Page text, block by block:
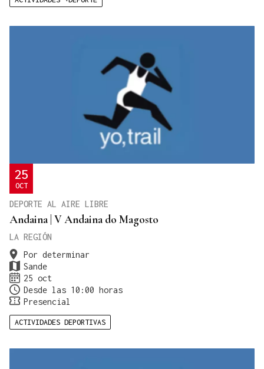
25
OCT
DEPORTE AL AIRE LIBRE
Andaina | V Andaina do Magosto
LA REGIÓN
Por determinar
Sande
25 oct
Desde las 10:00 horas
Presencial
ACTIVIDADES DEPORTIVAS